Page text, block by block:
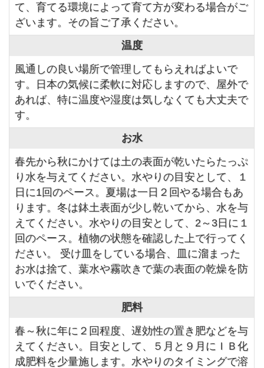
て、育てる環境によって育て方が変わる場合がご
ざいます。その旨ご了承ください。
温度
風通しの良い場所で管理してもらえればよいで
す。日本の気候に柔軟に対応しますので、屋外で
あれば、特に温度や湿度は気しなくても大丈夫で
す。
お水
春先から秋にかけては土の表面が乾いたらたっぷ
り水を与えてください。水やりの目安として、１
日に1回のペース。夏場は一日２回やる場合もあ
ります。冬は鉢土表面が少し乾いてから、水を与
えてください。水やりの目安として、2～3日に１
回のペース。植物の状態を確認した上で行ってく
ださい。 受け皿をしている場合、皿に溜まった
お水は捨て、葉水や霧吹きで葉の表面の乾燥を防
いでください。
肥料
春～秋に年に２回程度、遅効性の置き肥などを与
えてください。目安として、５月と９月にＩＢ化
成肥料を少量施します。水やりのタイミングで溶